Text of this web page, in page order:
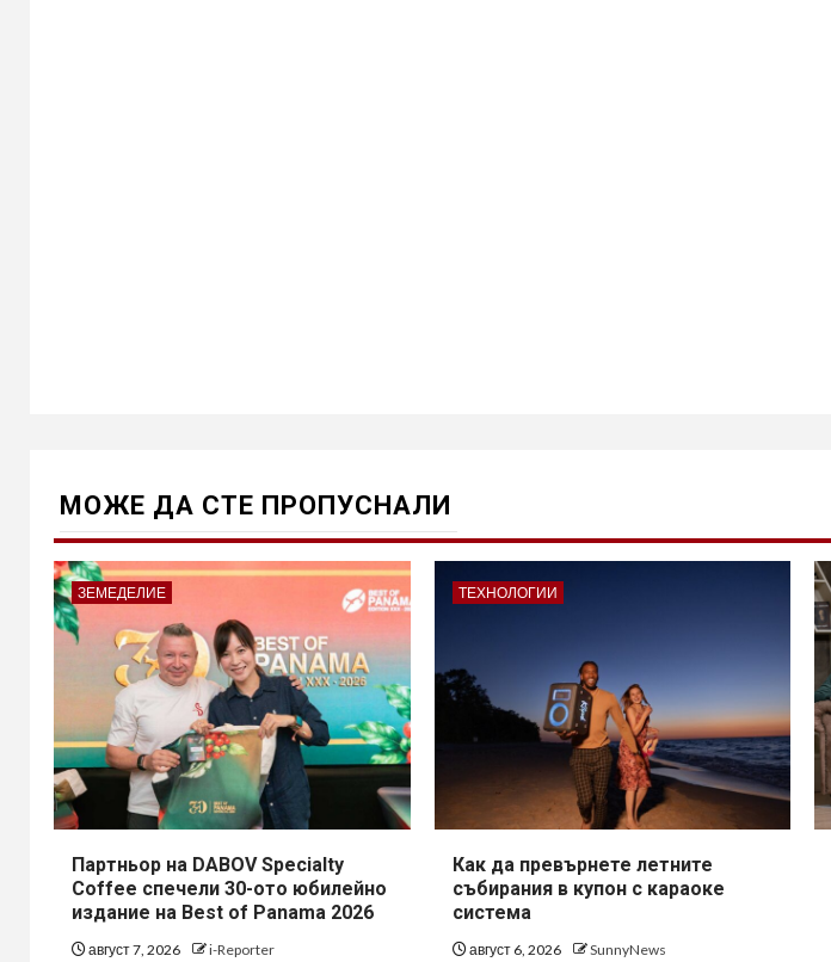
МОЖE ДА СТЕ ПРОПУСНАЛИ
ЗЕМЕДЕЛИЕ
Партньор на DABOV Specialty
Coffee спечели 30-ото юбилейно
издание на Best of Panama 2026
август 7, 2026 i-Reporter
ТЕХНОЛОГИИ
Как да превърнете летните
събирания в купон с караоке
система
август 6, 2026 SunnyNews